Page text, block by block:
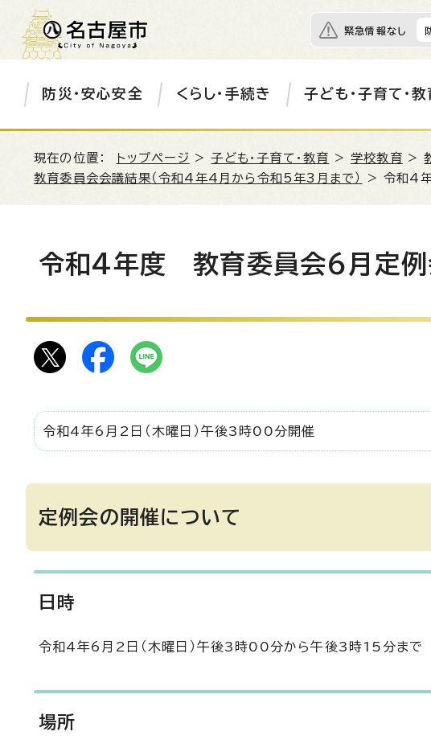
緊急情報なし
防災・安心安全 くらし・手続き 子ども・子育て・教
現在の位置： トップページ >子ども・子育て・教育 >学校教育 >
教育委員会会議結果（令和4年4月から令和5年3月まで）
> 令和4
令和4年度 教育委員会6月定例
令和4年6月2日（木曜日）午後3時00分開催
定例会の開催について
日時
令和4年6月2日（木曜日）午後3時00分から午後3時15分まで
場所